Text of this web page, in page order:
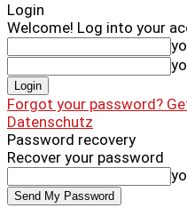
Login
Welcome! Log into your
Forgot your password?
Datenschutz
Password recovery
Recover your password